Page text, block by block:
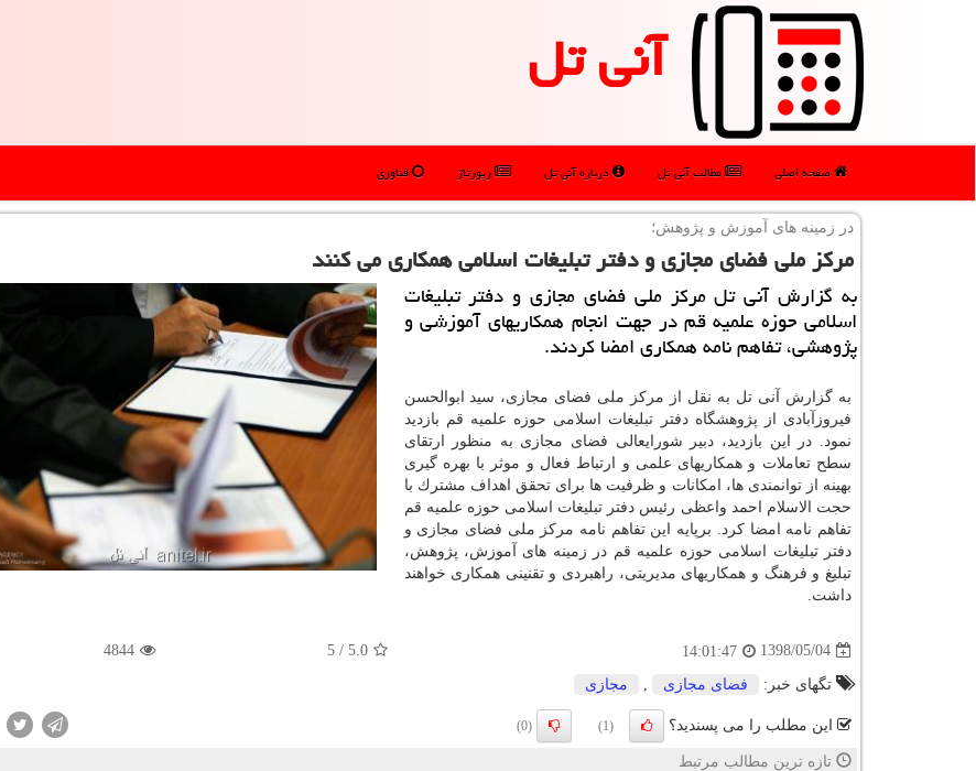
آنی تل
صفحه اصلی مطالب آنی تل درباره آنی تل رپورتاژ فناوری
در زمینه های آموزش و پژوهش؛
مركز ملی فضای مجازی و دفتر تبلیغات اسلامی همكاری می كنند
به گزارش آنی تل مركز ملی فضای مجازی و دفتر تبلیغات
اسلامی حوزه علمیه قم در جهت انجام همكاریهای آموزشی و
پژوهشی، تفاهم نامه همكاری امضا كردند.
به گزارش آنی تل به نقل از مركز ملی فضای مجازی، سید ابوالحسن
فیروزآبادی از پژوهشگاه دفتر تبلیغات اسلامی حوزه علمیه قم بازدید
نمود. در این بازدید، دبیر شورایعالی فضای مجازی به منظور ارتقای
سطح تعاملات و همكاریهای علمی و ارتباط فعال و موثر با بهره گیری
بهینه از توانمندی ها، امكانات و ظرفیت ها برای تحقق اهداف مشترك با
حجت الاسلام احمد واعظی رئیس دفتر تبلیغات اسلامی حوزه علمیه قم
تفاهم نامه امضا كرد. برپایه این تفاهم نامه مركز ملی فضای مجازی و
دفتر تبلیغات اسلامی حوزه علمیه قم در زمینه های آموزش، پژوهش،
تبلیغ و فرهنگ و همكاریهای مدیریتی، راهبردی و تقنینی همكاری خواهند
داشت.
1398/05/04
14:01:47
5.0
/
5
4844
تگهای خبر: فضای مجازی مجازی
این مطلب را می پسندید؟ (1)
(0)
تازه ترین مطالب مرتبط